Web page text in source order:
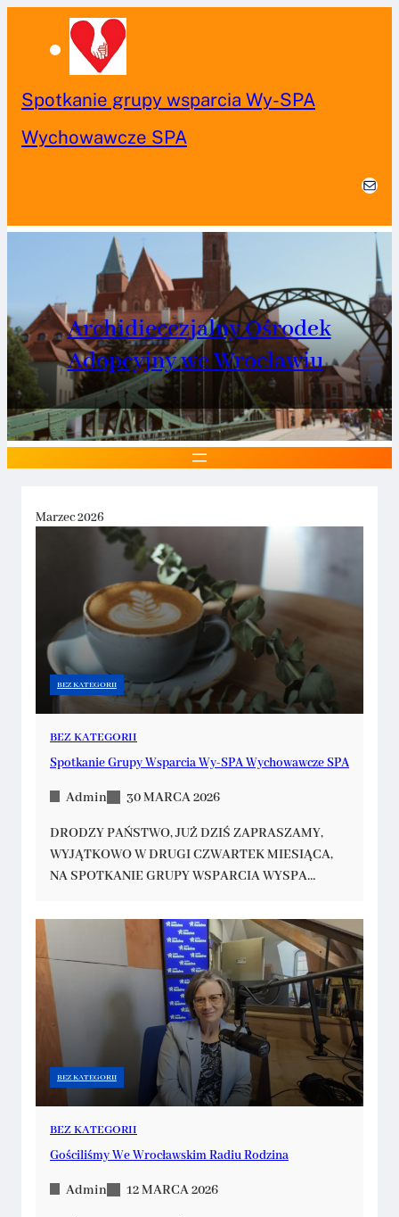
TREŚCI
„Najważniejszy jest pierwszy krok” –
audycja o adopcji
MAIL
Archidiecezjalny Ośrodek
Adopcyjny we Wrocławiu
Marzec 2026
BEZ KATEGORII
BEZ KATEGORII
Spotkanie Grupy Wsparcia Wy-SPA Wychowawcze SPA
Admin 30 MARCA 2026
DRODZY PAŃSTWO, JUŻ DZIŚ ZAPRASZAMY,
WYJĄTKOWO W DRUGI CZWARTEK MIESIĄCA,
NA SPOTKANIE GRUPY WSPARCIA WYSPA…
BEZ KATEGORII
BEZ KATEGORII
Gościliśmy We Wrocławskim Radiu Rodzina
Admin 12 MARCA 2026